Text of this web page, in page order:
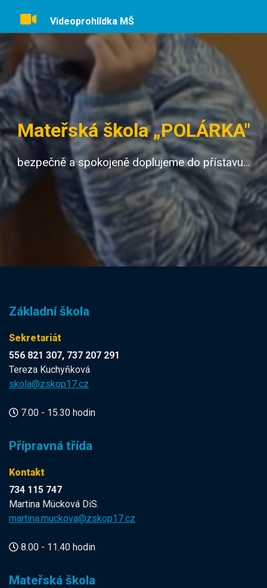
Videoprohlídka MŠ
Mateřská škola „POLÁRKA"
bezpečně a spokojeně doplujeme do přístavu...
Základní škola
Sekretariát
556 821 307, 737 207 291
Tereza Kuchyňková
skola@zskop17.cz
7.00 - 15.30 hodin
Přípravná třída
Kontakt
734 115 747
Martina Mücková DiS.
martina.muckova@zskop17.cz
8.00 - 11.40 hodin
Mateřská škola